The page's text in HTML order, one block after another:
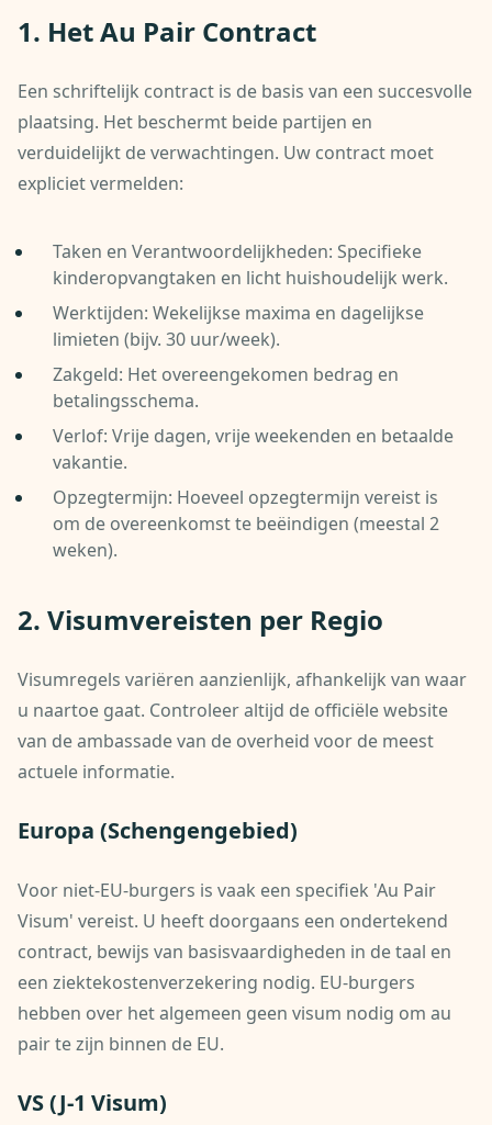
1. Het Au Pair Contract
Een schriftelijk contract is de basis van een succesvolle
plaatsing. Het beschermt beide partijen en
verduidelijkt de verwachtingen. Uw contract moet
expliciet vermelden:
Taken en Verantwoordelijkheden: Specifieke
kinderopvangtaken en licht huishoudelijk werk.
Werktijden: Wekelijkse maxima en dagelijkse
limieten (bijv. 30 uur/week).
Zakgeld: Het overeengekomen bedrag en
betalingsschema.
Verlof: Vrije dagen, vrije weekenden en betaalde
vakantie.
Opzegtermijn: Hoeveel opzegtermijn vereist is
om de overeenkomst te beëindigen (meestal 2
weken).
2. Visumvereisten per Regio
Visumregels variëren aanzienlijk, afhankelijk van waar
u naartoe gaat. Controleer altijd de officiële website
van de ambassade van de overheid voor de meest
actuele informatie.
Europa (Schengengebied)
Voor niet-EU-burgers is vaak een specifiek 'Au Pair
Visum' vereist. U heeft doorgaans een ondertekend
contract, bewijs van basisvaardigheden in de taal en
een ziektekostenverzekering nodig. EU-burgers
hebben over het algemeen geen visum nodig om au
pair te zijn binnen de EU.
VS (J-1 Visum)